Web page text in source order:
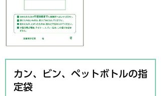
カン、ビン、ペットボトルの指
定袋